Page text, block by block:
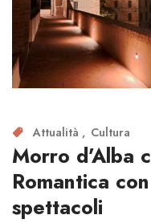
Attualità Cultura
Morro d’Alba
Romantica
spettacoli